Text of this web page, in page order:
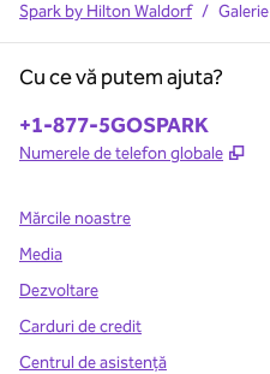
Spark by Hilton Waldorf / Galerie
Cu ce vă putem ajuta?
Telefon:
+1-877-5GOSPARK
Numerele de telefon globale ,
Mărcile noastre
Media
Dezvoltare
Carduri de credit
Centrul de asistență